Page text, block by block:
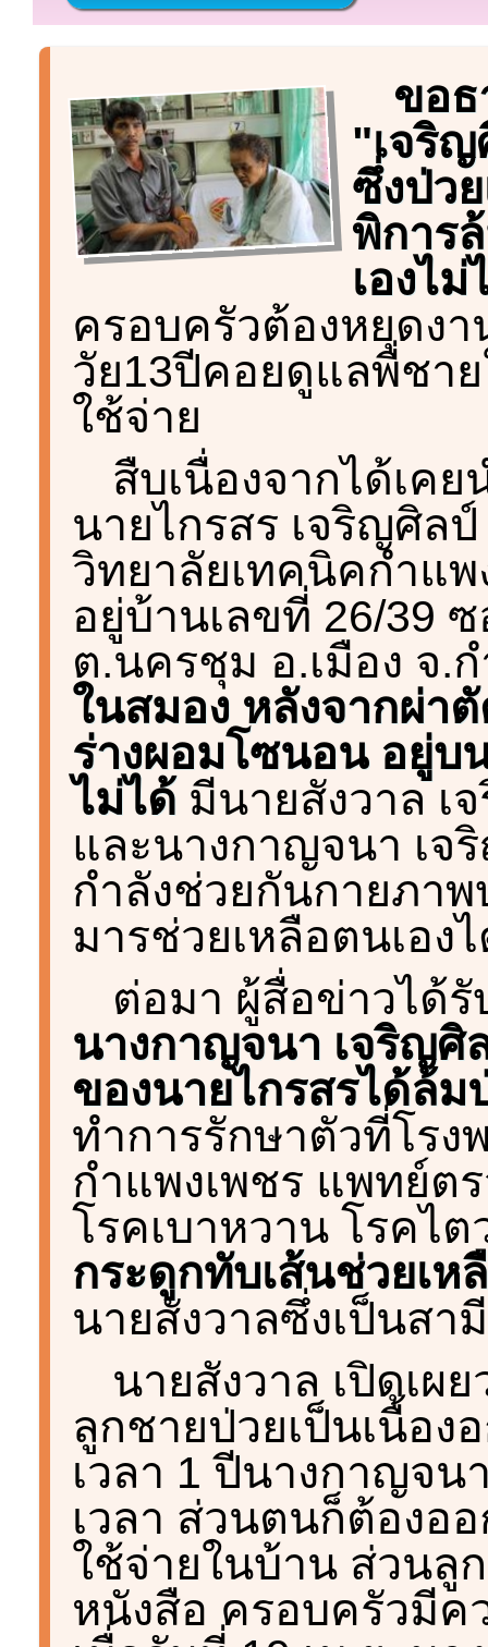
ขอธ
"เจริ
ซึ่งป่ว
พิการ
เองไ
ครอบครัวต้องหยุดง
วัย13ปีคอยดูแลพี่ชา
ใช้จ่าย
สืบเนื่องจากได้เคย
นายไกรสร เจริญศิล
วิทยาลัยเทคนิคกำแ
อยู่บ้านเลขที่ 26/39
ต.นครชุม อ.เมือง จ.
ในสมอง หลังจากผ่า
ร่างผอมโซนอน อยู่บ
ไม่ได้มีนายสังวาล เ
และนางกาญจนา เจ
กำลังช่วยกันกายภา
มารช่วยเหลือตนเอง
ต่อมา ผู้สื่อข่าวได้รั
นางกาญจนา เจริญศิ
ของนายไกรสรได้ล้ม
ทำการรักษาตัวที่โรง
กำแพงเพชร แพทย์ต
โรคเบาหวาน โรคไ
กระดูกทับเส้นช่วยเห
นายสังวาลซึ่งเป็นสา
นายสังวาล เปิดเผ
ลูกชายป่วยเป็นเนื้อง
เวลา 1 ปีนางกาญจ
เวลา ส่วนตนก็ต้องอ
ใช้จ่ายในบ้าน ส่วนลู
หนังสือ ครอบครัวมีค